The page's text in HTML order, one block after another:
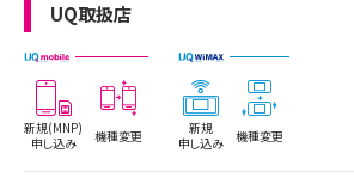
UQ取扱店
新規(MNP)
申し込み
機種変更
新規
申し込み
機種変更